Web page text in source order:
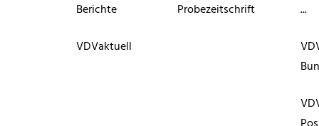
Berichte
VDVaktuell
Probezeitschrift
...